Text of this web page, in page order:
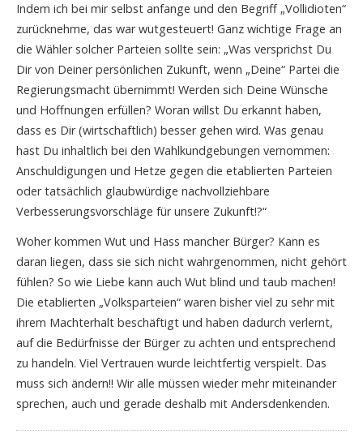
Indem ich bei mir selbst anfange und den Begriff „Vollidioten“
zurücknehme, das war wutgesteuert! Ganz wichtige Frage an
die Wähler solcher Parteien sollte sein: „Was versprichst Du
Dir von Deiner persönlichen Zukunft, wenn „Deine“ Partei die
Regierungsmacht übernimmt! Werden sich Deine Wünsche
und Hoffnungen erfüllen? Woran willst Du erkannt haben,
dass es Dir (wirtschaftlich) besser gehen wird. Was genau
hast Du inhaltlich bei den Wahlkundgebungen vernommen:
Anschuldigungen und Hetze gegen die etablierten Parteien
oder tatsächlich glaubwürdige nachvollziehbare
Verbesserungsvorschläge für unsere Zukunft!?“
Woher kommen Wut und Hass mancher Bürger? Kann es
daran liegen, dass sie sich nicht wahrgenommen, nicht gehört
fühlen? So wie Liebe kann auch Wut blind und taub machen!
Die etablierten „Volksparteien“ waren bisher viel zu sehr mit
ihrem Machterhalt beschäftigt und haben dadurch verlernt,
auf die Bedürfnisse der Bürger zu achten und entsprechend
zu handeln. Viel Vertrauen wurde leichtfertig verspielt. Das
muss sich ändern!! Wir alle müssen wieder mehr miteinander
sprechen, auch und gerade deshalb mit Andersdenkenden.